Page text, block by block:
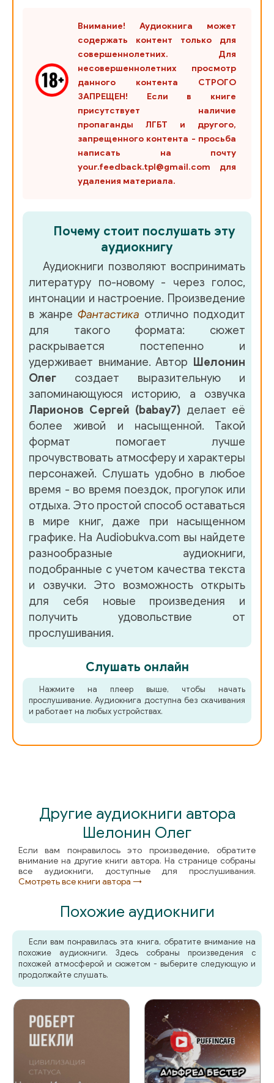
038
046
047
048
050
052
054
056
058
059
060
062
066
069
071
072
073
075
078
Внимание! Аудиокнига может
содержать контент только для
совершеннолетних. Для
несовершеннолетних просмотр
данного контента СТРОГО
ЗАПРЕЩЕН! Если в книге
присутствует наличие
пропаганды ЛГБТ и другого,
запрещенного контента - просьба
написать на почту
your.feedback.tpl@gmail.com для
удаления материала.
Почему стоит послушать эту
аудиокнигу
Аудиокниги позволяют воспринимать
литературу по-новому - через голос,
интонации и настроение. Произведение
в жанре Фантастика отлично подходит
для такого формата: сюжет
раскрывается постепенно и
удерживает внимание. Автор Шелонин
Олег создает выразительную и
запоминающуюся историю, а озвучка
Ларионов Сергей (babay7) делает её
более живой и насыщенной. Такой
формат помогает лучше
прочувствовать атмосферу и характеры
персонажей. Слушать удобно в любое
время - во время поездок, прогулок или
отдыха. Это простой способ оставаться
в мире книг, даже при насыщенном
графике. На Audiobukva.com вы найдете
разнообразные аудиокниги,
подобранные с учетом качества текста
и озвучки. Это возможность открыть
для себя новые произведения и
получить удовольствие от
прослушивания.
Слушать онлайн
Нажмите на плеер выше, чтобы начать
прослушивание. Аудиокнига доступна без скачивания
и работает на любых устройствах.
Другие аудиокниги автора
Шелонин Олег
Если вам понравилось это произведение, обратите
внимание на другие книги автора. На странице собраны
все аудиокниги, доступные для прослушивания.
Смотреть все книги автора →
Похожие аудиокниги
Если вам понравилась эта книга, обратите внимание на
похожие аудиокниги. Здесь собраны произведения с
похожей атмосферой и сюжетом - выберите следующую и
продолжайте слушать.